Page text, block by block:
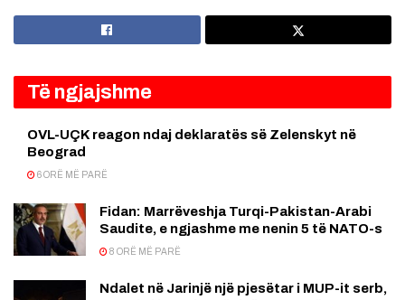
Të ngjajshme
OVL-UÇK reagon ndaj deklaratës së Zelenskyt në
Beograd
6 ORË MË PARË
Fidan: Marrëveshja Turqi-Pakistan-Arabi
Saudite, e ngjashme me nenin 5 të NATO-s
8 ORË MË PARË
Ndalet në Jarinjë një pjesëtar i MUP-it serb,